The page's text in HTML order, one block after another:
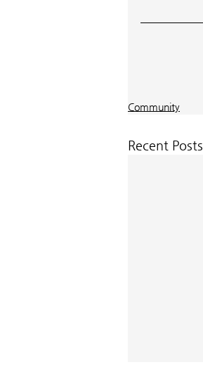
Community
Recent Posts